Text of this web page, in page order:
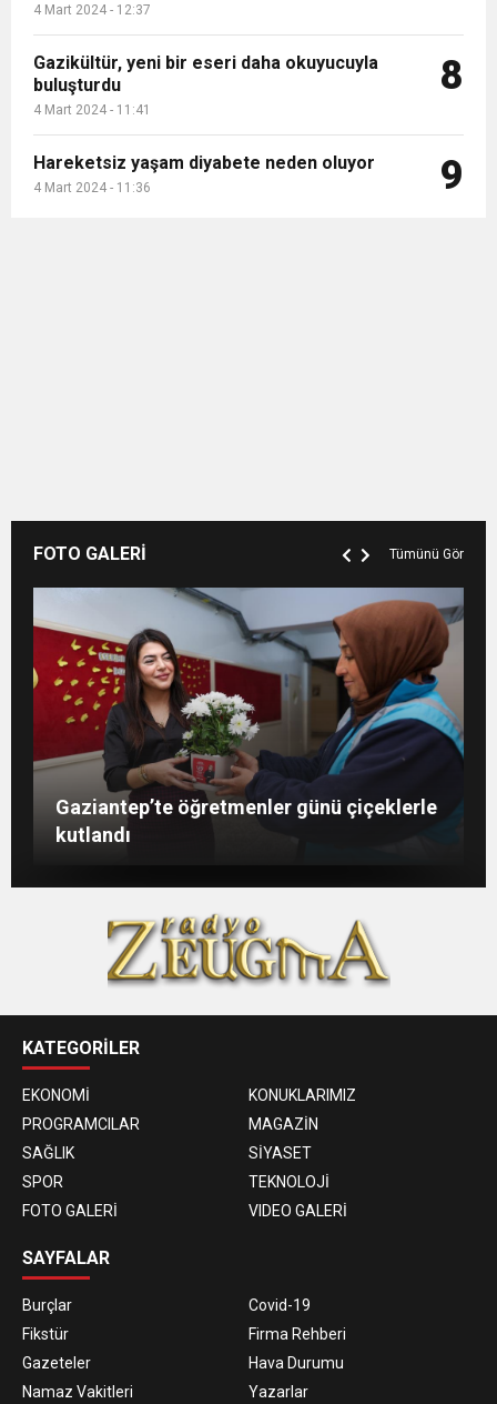
4 Mart 2024 - 12:37
Gazikültür, yeni bir eseri daha okuyucuyla
buluşturdu
4 Mart 2024 - 11:41
8
Hareketsiz yaşam diyabete neden oluyor
4 Mart 2024 - 11:36 9
FOTO GALERİ Tümünü Gör
Konukoğlu: Türkiye ekonomisine 11 farklı
sektörde değer katıyoruz
Gaziantep’te öğretmenler günü çiçeklerle
kutlandı
GAÜN’de gri kod tatbikatı gerçeği
Şahin: “İstikbalimizi şekillendirecek olan
sizlersiniz”
KATEGORİLER
EKONOMİ
KONUKLARIMIZ
PROGRAMCILAR
MAGAZİN
SAĞLIK
SİYASET
SPOR
TEKNOLOJİ
FOTO GALERİ
VIDEO GALERİ
SAYFALAR
Burçlar
Covid-19
Fikstür
Firma Rehberi
Gazeteler
Hava Durumu
Namaz Vakitleri
Yazarlar